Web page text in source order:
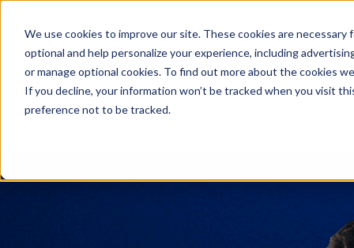
We use cookies to improve our site. These cookies are
optional and help personalize your experience, including
or manage optional cookies. To find out more about the cookies
If you decline, your information won’t be tracked when you visit
preference not to be tracked.
Recherche
Recherche